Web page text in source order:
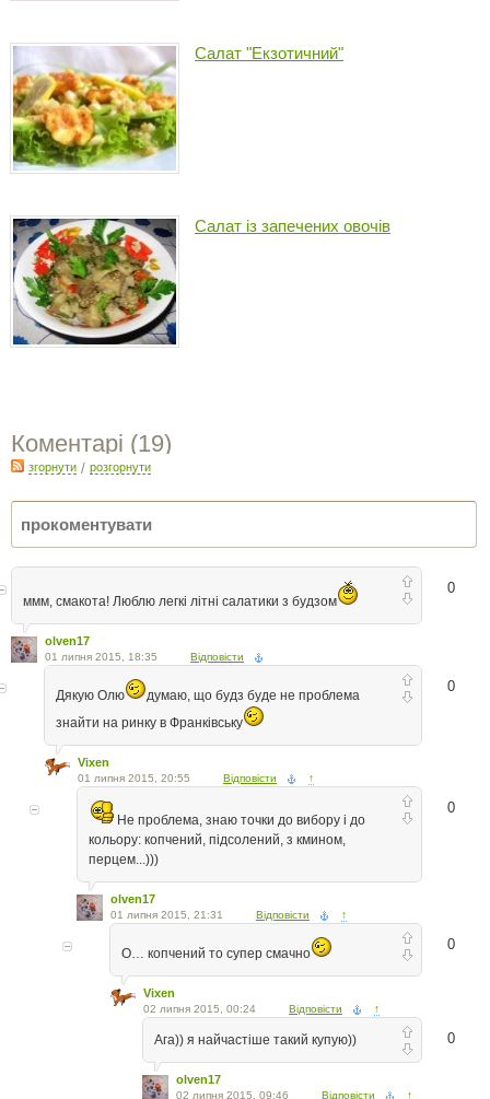
Салат "Екзотичний"
Салат із запечених овочів
Коментарі (19)
згорнути / розгорнути
0
ммм, смакота! Люблю легкі літні салатики з будзом
olven17
01 липня 2015, 18:35 Відповісти
0
Дякую Олю
думаю, що будз буде не проблема
знайти на ринку в Франківську
Vixen
01 липня 2015, 20:55 Відповісти ↑
0
Не проблема, знаю точки до вибору і до
кольору: копчений, підсолений, з кмином,
перцем...)))
olven17
01 липня 2015, 21:31 Відповісти ↑
0
О… копчений то супер смачно
Vixen
02 липня 2015, 00:24 Відповісти ↑
0
Ага)) я найчастіше такий купую))
olven17
02 липня 2015, 09:46 Відповісти ↑